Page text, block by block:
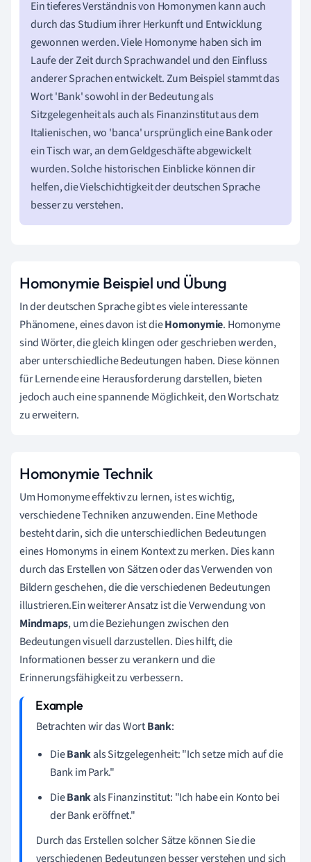
Ein tieferes Verständnis von Homonymen kann auch
durch das Studium ihrer Herkunft und Entwicklung
gewonnen werden. Viele Homonyme haben sich im
Laufe der Zeit durch Sprachwandel und den Einfluss
anderer Sprachen entwickelt. Zum Beispiel stammt das
Wort 'Bank' sowohl in der Bedeutung als
Sitzgelegenheit als auch als Finanzinstitut aus dem
Italienischen, wo 'banca' ursprünglich eine Bank oder
ein Tisch war, an dem Geldgeschäfte abgewickelt
wurden. Solche historischen Einblicke können dir
helfen, die Vielschichtigkeit der deutschen Sprache
besser zu verstehen.
Homonymie Beispiel und Übung
In der deutschen Sprache gibt es viele interessante
Phänomene, eines davon ist dieHomonymie. Homonyme
sind Wörter, die gleich klingen oder geschrieben werden,
aber unterschiedliche Bedeutungen haben. Diese können
für Lernende eine Herausforderung darstellen, bieten
jedoch auch eine spannende Möglichkeit, den Wortschatz
zu erweitern.
Homonymie Technik
Um Homonyme effektiv zu lernen, ist es wichtig,
verschiedene Techniken anzuwenden. Eine Methode
besteht darin, sich die unterschiedlichen Bedeutungen
eines Homonyms in einem Kontext zu merken. Dies kann
durch das Erstellen von Sätzen oder das Verwenden von
Bildern geschehen, die die verschiedenen Bedeutungen
illustrieren.Ein weiterer Ansatz ist die Verwendung von
Mindmaps, um die Beziehungen zwischen den
Bedeutungen visuell darzustellen. Dies hilft, die
Informationen besser zu verankern und die
Erinnerungsfähigkeit zu verbessern.
Betrachten wir das WortBank:
DieBankals Sitzgelegenheit: "Ich setze mich auf die
Bank im Park."
DieBankals Finanzinstitut: "Ich habe ein Konto bei
der Bank eröffnet."
Durch das Erstellen solcher Sätze können Sie die
verschiedenen Bedeutungen besser verstehen und sich